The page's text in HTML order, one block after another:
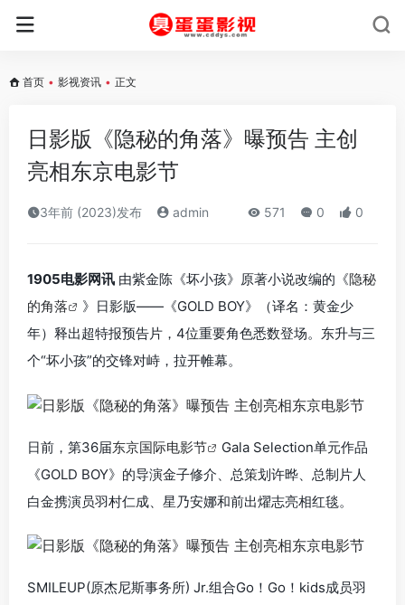
首页 • 影视资讯 • 正文
日影版《隐秘的角落》曝预告 主创
亮相东京电影节
3年前 (2023)发布 admin 571 0 0
1905电影网讯 由紫金陈《坏小孩》原著小说改编的《隐秘
的角落
》日影版——《GOLD BOY》（译名：黄金少
年）释出超特报预告片，4位重要角色悉数登场。东升与三
个“坏小孩”的交锋对峙，拉开帷幕。
日前，第36届东京国际电影节
Gala Selection单元作品
《GOLD BOY》的导演金子修介、总策划许晔、总制片人
白金携演员羽村仁成、星乃安娜和前出燿志亮相红毯。
SMILEUP(原杰尼斯事务所) Jr.组合Go！Go！kids成员羽